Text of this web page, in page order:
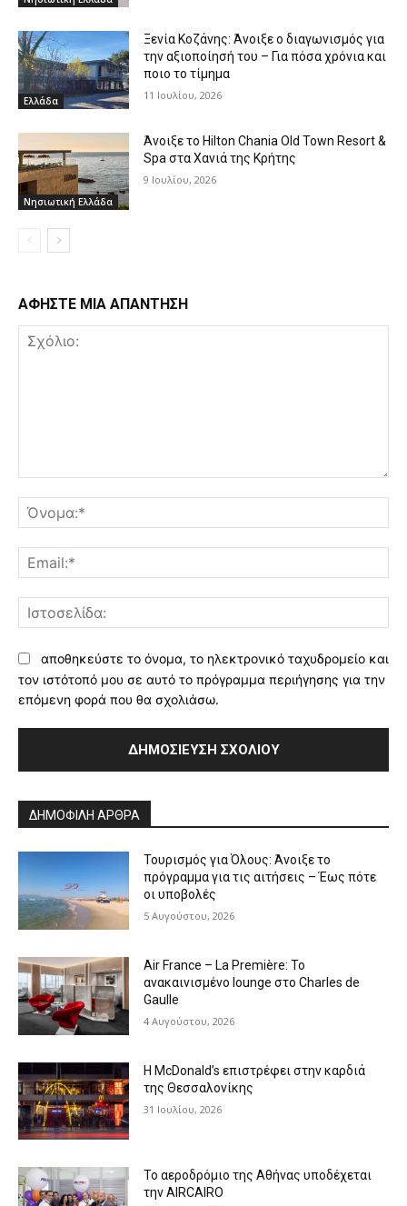
Ελλάδα
Ξενία Κοζάνης: Άνοιξε ο διαγωνισμός για
την αξιοποίησή του – Για πόσα χρόνια και
ποιο το τίμημα
11 Ιουλίου, 2026
Νησιωτική Ελλάδα
Άνοιξε το Hilton Chania Old Town Resort &
Spa στα Χανιά της Κρήτης
9 Ιουλίου, 2026
ΑΦΗΣΤΕ ΜΙΑ ΑΠΑΝΤΗΣΗ
αποθηκεύστε το όνομα, το ηλεκτρονικό ταχυδρομείο και
τον ιστότοπό μου σε αυτό το πρόγραμμα περιήγησης για την
επόμενη φορά που θα σχολιάσω.
ΔΗΜΟΦΙΛΗ ΑΡΘΡΑ
Τουρισμός για Όλους: Άνοιξε το
πρόγραμμα για τις αιτήσεις – Έως πότε
οι υποβολές
5 Αυγούστου, 2026
Air France – La Première: Το
ανακαινισμένο lounge στο Charles de
Gaulle
4 Αυγούστου, 2026
Η McDonald’s επιστρέφει στην καρδιά
της Θεσσαλονίκης
31 Ιουλίου, 2026
Το αεροδρόμιο της Αθήνας υποδέχεται
την AIRCAIRO